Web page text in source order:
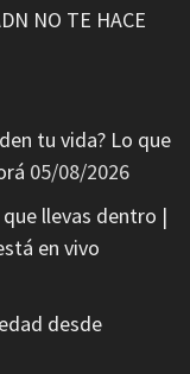
NO TE HACE
tu vida? Lo que
05/08/2026
llevas dentro |
en vivo
desde